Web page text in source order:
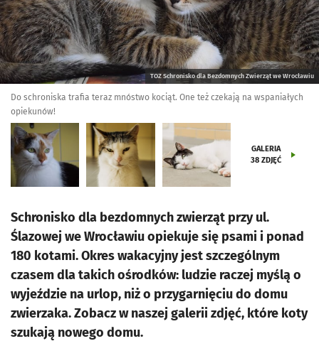
TOZ Schronisko dla Bezdomnych Zwierząt we Wrocławiu
Do schroniska trafia teraz mnóstwo kociąt. One też czekają na wspaniałych
opiekunów!
GALERIA
38 ZDJĘĆ
Schronisko dla bezdomnych zwierząt przy ul.
Ślazowej we Wrocławiu opiekuje się psami i ponad
180 kotami. Okres wakacyjny jest szczególnym
czasem dla takich ośrodków: ludzie raczej myślą o
wyjeździe na urlop, niż o przygarnięciu do domu
zwierzaka. Zobacz w naszej galerii zdjęć, które koty
szukają nowego domu.